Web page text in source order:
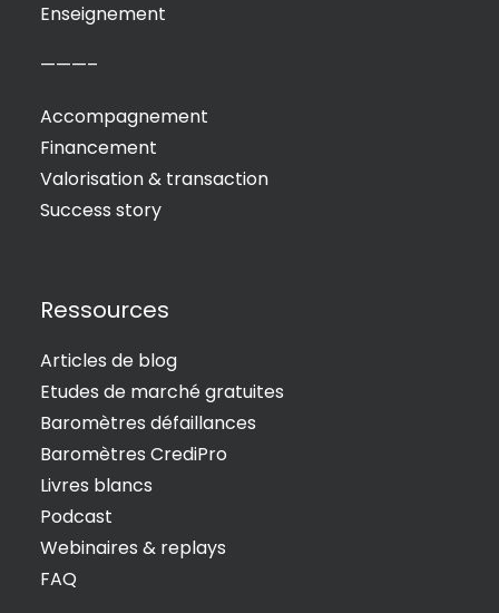
Enseignement
———–
Accompagnement
Financement
Valorisation & transaction
Success story
Ressources
Articles de blog
Etudes de marché gratuites
Baromètres défaillances
Baromètres CrediPro
Livres blancs
Podcast
Webinaires & replays
FAQ